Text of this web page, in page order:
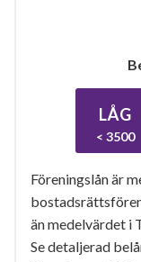
LÅG
< 3500
Föreningslån är
än medelvärdet i
Se detaljerad